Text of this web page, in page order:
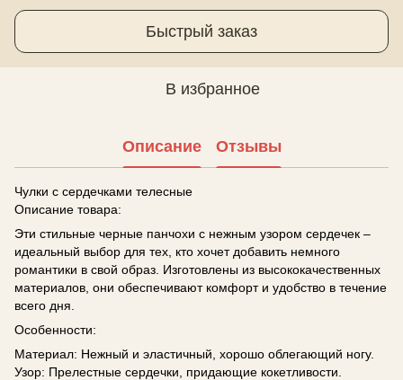
Быстрый заказ
В избранное
Описание Отзывы
Чулки с сердечками телесные
Описание товара:
Эти стильные черные панчохи с нежным узором сердечек –
идеальный выбор для тех, кто хочет добавить немного
романтики в свой образ. Изготовлены из высококачественных
материалов, они обеспечивают комфорт и удобство в течение
всего дня.
Особенности:
Материал: Нежный и эластичный, хорошо облегающий ногу.
Узор: Прелестные сердечки, придающие кокетливости.